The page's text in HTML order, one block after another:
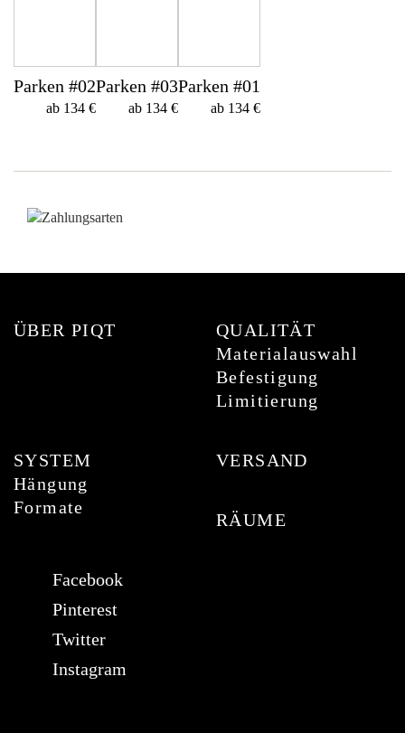
Parken #02
ab 134 €
Parken #03
ab 134 €
Parken #01
ab 134 €
ÜBER PIQT
QUALITÄT
Materialauswahl
Befestigung
Limitierung
SYSTEM
Hängung
Formate
VERSAND
RÄUME
Facebook
Pinterest
Twitter
Instagram